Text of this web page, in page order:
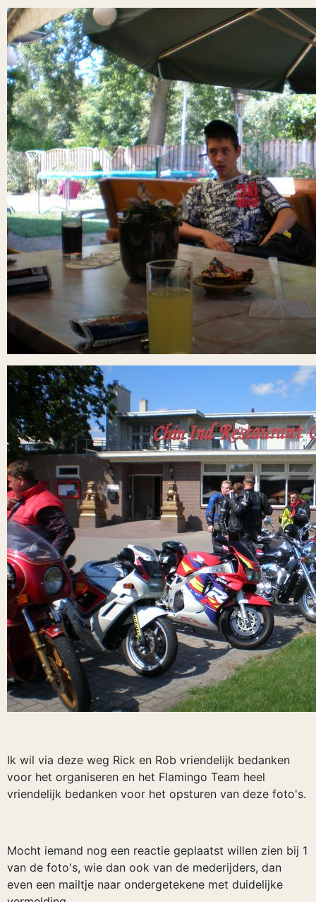
Ik wil via deze weg Rick en Rob vriendelijk bedanken
voor het organiseren en het Flamingo Team heel
vriendelijk bedanken voor het opsturen van deze foto's.
Mocht iemand nog een reactie geplaatst willen zien bij 1
van de foto's, wie dan ook van de mederijders, dan
even een mailtje naar ondergetekene met duidelijke